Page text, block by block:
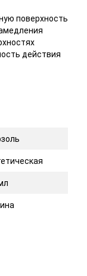
поверхность
действия